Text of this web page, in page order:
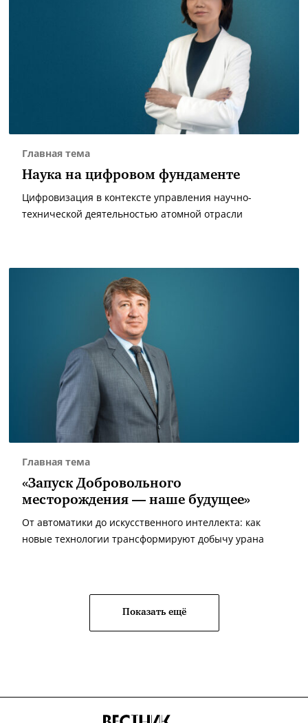
Главная тема
Наука на цифровом фундаменте
Цифровизация в контексте управления научно-
технической деятельностью атомной отрасли
Главная тема
«Запуск Добровольного
месторождения — наше будущее»
От автоматики до искусственного интеллекта: как
новые технологии трансформируют добычу урана
Показать ещё